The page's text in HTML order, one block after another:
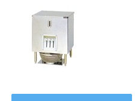
フッ素樹脂コーティング
フッ素樹脂ベルト